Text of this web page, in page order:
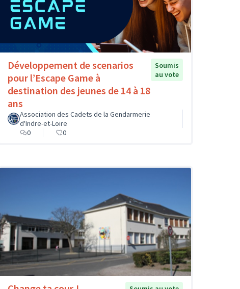
Développement de scenarios
pour l’Escape Game à
destination des jeunes de 14 à 18
ans
Soumis
au vote
Association des Cadets de la Gendarmerie
d'Indre-et-Loire
0
0